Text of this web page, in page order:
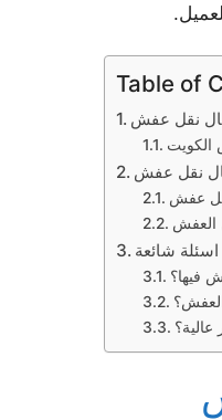
Table of
نقل عفش
نقل عفش
عفش
العفش
اسئلة شائعة
فيها؟